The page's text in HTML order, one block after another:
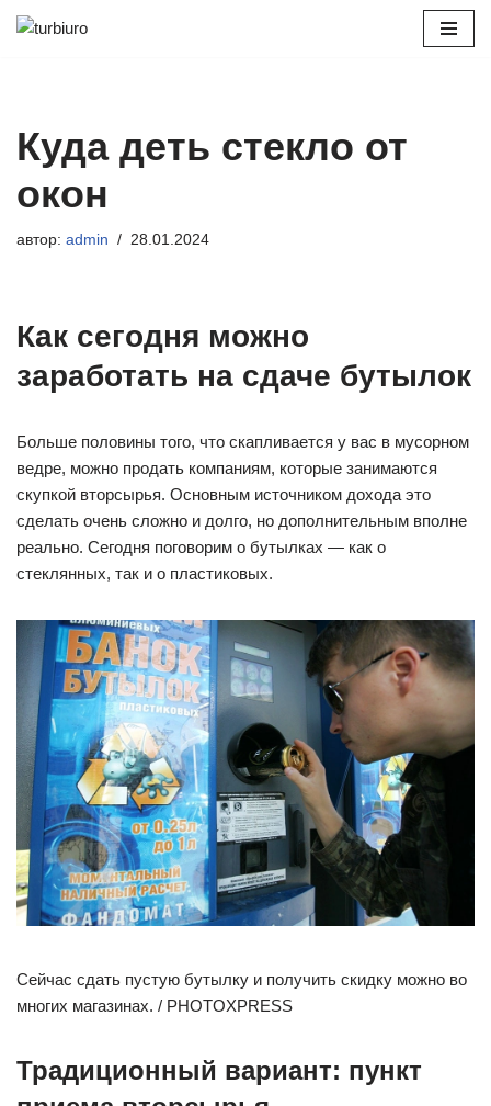
Куда деть стекло от
окон
автор: admin 28.01.2024
Как сегодня можно
заработать на сдаче бутылок
Больше половины того, что скапливается у вас в мусорном
ведре, можно продать компаниям, которые занимаются
скупкой вторсырья. Основным источником дохода это
сделать очень сложно и долго, но дополнительным вполне
реально. Сегодня поговорим о бутылках — как о
стеклянных, так и о пластиковых.
Сейчас сдать пустую бутылку и получить скидку можно во
многих магазинах. / PHOTOXPRESS
Традиционный вариант: пункт